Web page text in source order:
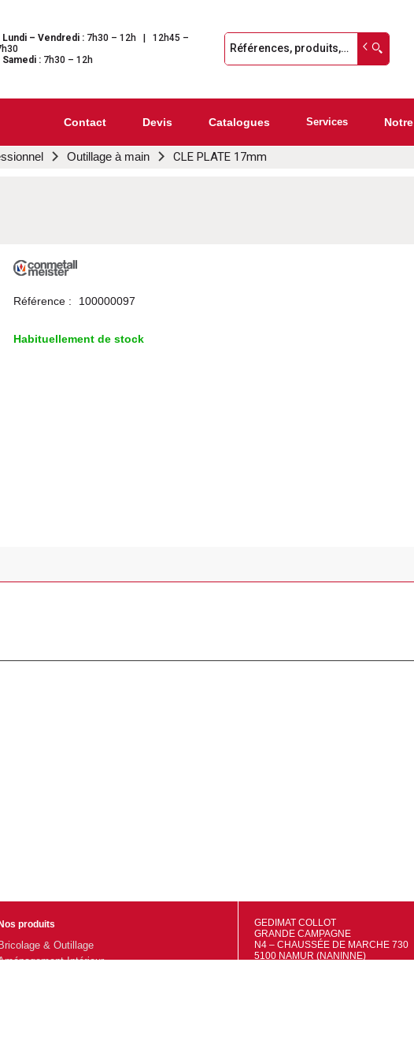
l'ouvrage
Lundi – Vendredi : 7h30 – 12h | 12h45 –
Samedi : 7h30 – 12h
Contact Devis Catalogues Services
Outillage à main CLE PLATE 17mm
Référence : 100000097
Habituellement de stock
Nos produits
Bricolage & Outillage
Intérieur
GEDIMAT COLLOT
GRANDE CAMPAGNE
N4 – CHAUSSÉE DE MARCHE 730
5100 NAMUR (NANINNE)